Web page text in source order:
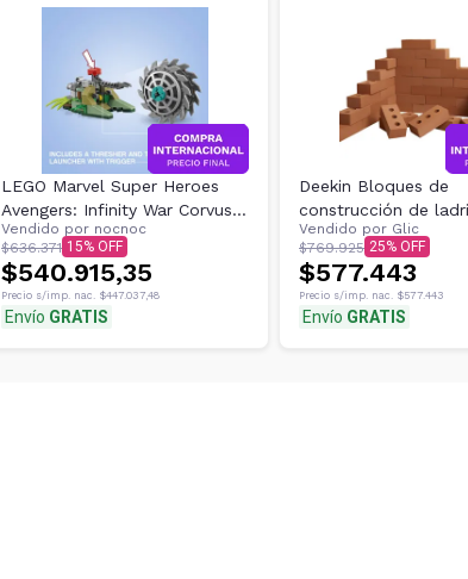
LEGO Marvel Super Heroes
Avengers: Infinity War Corvus
Gla
Vendido por nocnoc
$636.371 15
$540.915,35
Precio s/imp. nac. $447.037,48
Envío GRATIS
Deekin Bloques de
construcción de
Vendido por Glic
$769.925 25
$577.443
Precio s/imp. nac. $577.443
Envío GRATIS